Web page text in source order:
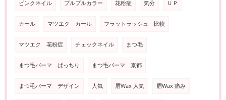
ピンクネイル プルプルカラー 花粉症 気分 ＵＰ
カール マツエク カール フラットラッシュ 比較
マツエク 花粉症 チェックネイル まつ毛
まつ毛パーマ ぱっちり まつ毛パーマ 京都
まつ毛パーマ デザイン 人気 眉Wax 人気 眉Wax 痛み